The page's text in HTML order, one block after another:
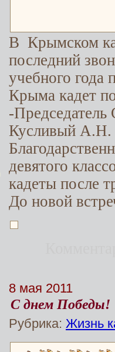
В Крымском
последний
учебного года
Крыма кадет
-
Кусливый А.Н.
девятого
кадеты после
До новой
8 мая 2011
С днем Победы!
Рубрика: Жизнь